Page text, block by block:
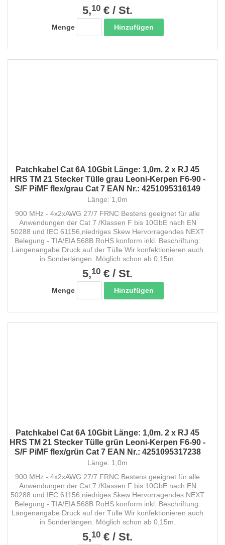
5,10 € / St.
Menge Hinzufügen
Patchkabel Cat 6A 10Gbit Länge: 1,0m. 2 x RJ 45
HRS TM 21 Stecker Tülle grau Leoni-Kerpen F6-90 -
S/F PiMF flex/grau Cat 7 EAN Nr.: 4251095316149
Länge: 1,0m
900 MHz - 4x2xAWG 27/7 FRNC Bestens geeignet für alle
Anwendungen der Cat 7 /Klassen F bis 10GbE nach EN
50288 und IEC 61156,niedriges Skew Hervorragendes NEXT
Belegung - TIA/EIA 568B RoHS konform inkl. Beschriftung:
Längenangabe Druck auf der Tülle Wir konfektionieren auch
in Sonderlängen. Möglich schon ab 0,15m.
5,10 € / St.
Menge Hinzufügen
Patchkabel Cat 6A 10Gbit Länge: 1,0m. 2 x RJ 45
HRS TM 21 Stecker Tülle grün Leoni-Kerpen F6-90 -
S/F PiMF flex/grün Cat 7 EAN Nr.: 4251095317238
Länge: 1,0m
900 MHz - 4x2xAWG 27/7 FRNC Bestens geeignet für alle
Anwendungen der Cat 7 /Klassen F bis 10GbE nach EN
50288 und IEC 61156,niedriges Skew Hervorragendes NEXT
Belegung - TIA/EIA 568B RoHS konform inkl. Beschriftung:
Längenangabe Druck auf der Tülle Wir konfektionieren auch
in Sonderlängen. Möglich schon ab 0,15m.
5,10 € / St.